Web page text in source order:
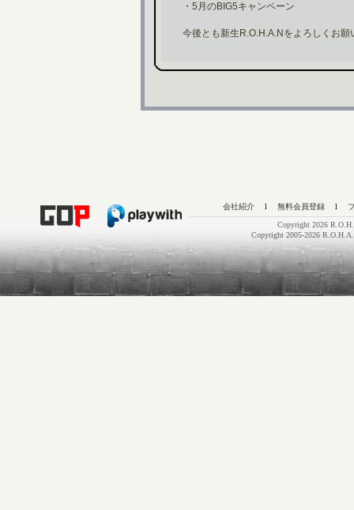
・5月のBIG5キャンペーン
今後とも新生R.O.H.A.Nをよろしくお願
会社紹介 l 無料会員登録 l
Copyright 2026
Copyright 2005-2026